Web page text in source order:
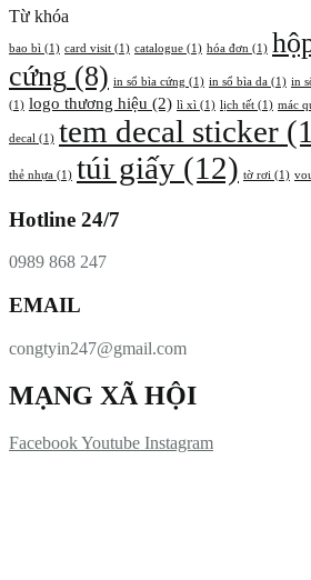
Từ khóa
bao bì (1) card visit (1) catalogue (1) hóa đơn (1)
cứng (8) in sổ bìa cứng (1) in sổ bìa da (1) in
(1) logo thương hiệu (2) lì xì (1) lịch tết (1) mác
decal (1) tem decal sticker
thẻ nhựa (1) túi giấy (12) tờ rơi (1)
Hotline 24/7
0989 868 247
EMAIL
congtyin247@gmail.com
MẠNG XÃ HỘI
FacebookYoutube Instagram